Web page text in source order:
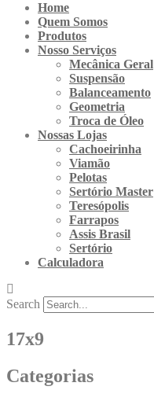
Home
Quem Somos
Produtos
Nosso Serviços
Mecânica Geral
Suspensão
Balanceamento
Geometria
Troca de Óleo
Nossas Lojas
Cachoeirinha
Viamão
Pelotas
Sertório Master
Teresópolis
Farrapos
Assis Brasil
Sertório
Calculadora
Search
17x9
Categorias